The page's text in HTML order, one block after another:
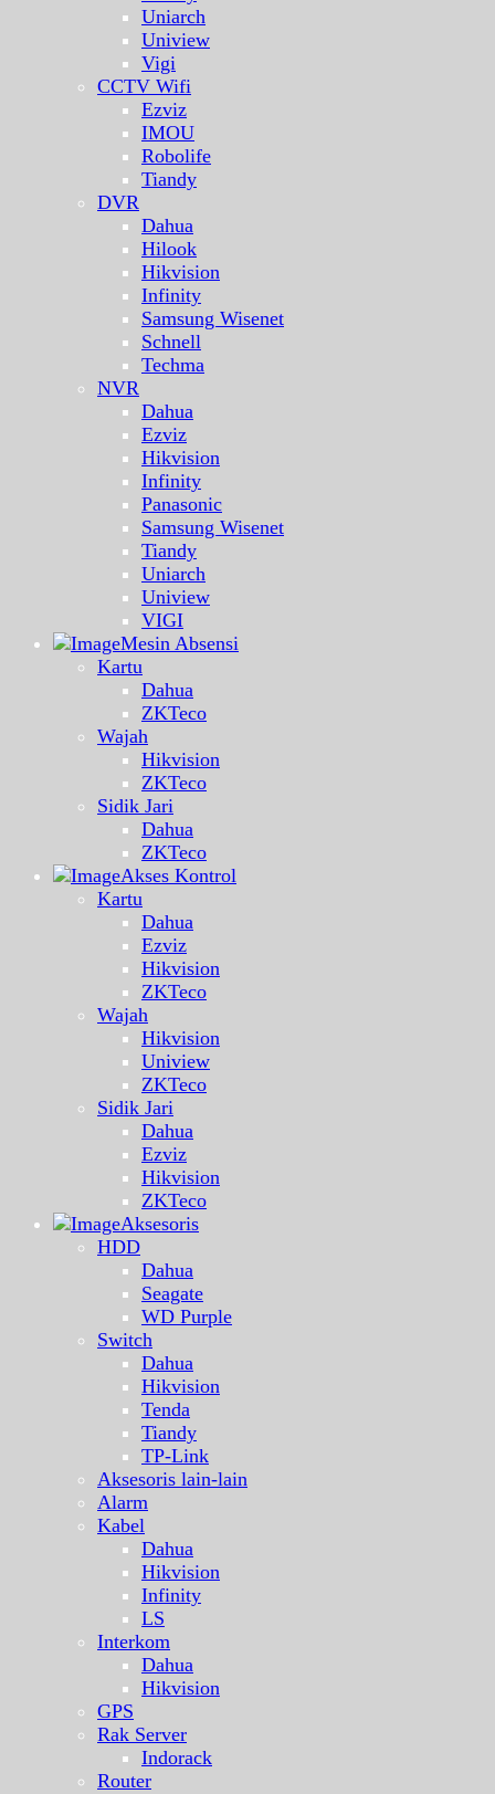
Uniarch
Uniview
Vigi
CCTV Wifi
Ezviz
IMOU
Robolife
Tiandy
DVR
Dahua
Hilook
Hikvision
Infinity
Samsung Wisenet
Schnell
Techma
NVR
Dahua
Ezviz
Hikvision
Infinity
Panasonic
Samsung Wisenet
Tiandy
Uniarch
Uniview
VIGI
Mesin Absensi
Kartu
Dahua
ZKTeco
Wajah
Hikvision
ZKTeco
Sidik Jari
Dahua
ZKTeco
Akses Kontrol
Kartu
Dahua
Ezviz
Hikvision
ZKTeco
Wajah
Hikvision
Uniview
ZKTeco
Sidik Jari
Dahua
Ezviz
Hikvision
ZKTeco
Aksesoris
HDD
Dahua
Seagate
WD Purple
Switch
Dahua
Hikvision
Tenda
Tiandy
TP-Link
Aksesoris lain-lain
Alarm
Kabel
Dahua
Hikvision
Infinity
LS
Interkom
Dahua
Hikvision
GPS
Rak Server
Indorack
Router